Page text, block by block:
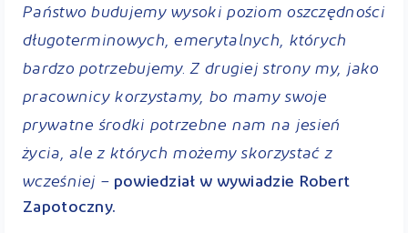
Państwo budujemy wysoki poziom oszczędności
długoterminowych, emerytalnych, których
bardzo potrzebujemy. Z drugiej strony my, jako
pracownicy korzystamy, bo mamy swoje
prywatne środki potrzebne nam na jesień
życia, ale z których możemy skorzystać z
wcześniej – powiedział w wywiadzie Robert
Zapotoczny.